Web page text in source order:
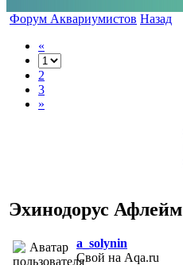
Форум Аквариумистов Назад
«
2
3
»
Эхинодорус Афлейм
a_solynin
Свой на Aqa.ru